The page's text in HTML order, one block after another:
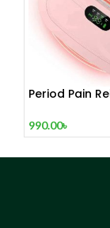
Period Pain
990.00৳